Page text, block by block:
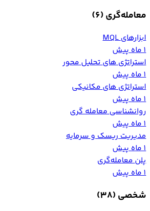
معامله‌گری (6)
ابزارهای MQL
1 ماه پیش
استراتژی های تحلیل محور
1 ماه پیش
استراتژی های مکانیکی
1 ماه پیش
روانشناسی معامله گری
1 ماه پیش
مدیریت ریسک و سرمایه
1 ماه پیش
پلن معامله‌گری
1 ماه پیش
شخصی (38)